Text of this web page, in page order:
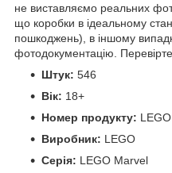
не виставляємо реальних
що коробки в ідеальному
пошкоджень), в іншому
фотодокументацію. Перевірте
Штук: 546
Вік: 18+
Номер продукту:
Виробник: LEGO
Серія: LEGO Marvel